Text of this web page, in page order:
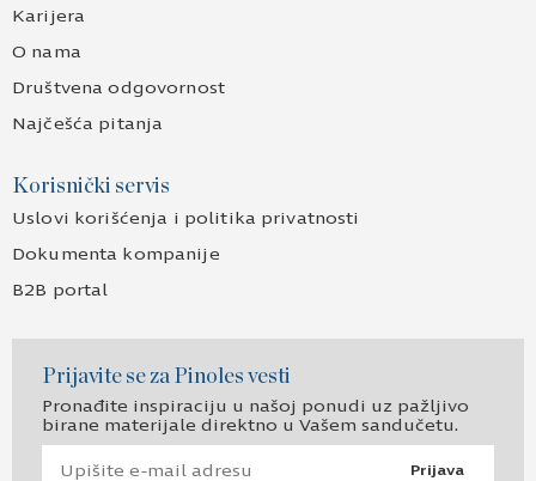
Karijera
O nama
Društvena odgovornost
Najčešća pitanja
Korisnički servis
Uslovi korišćenja i politika privatnosti
Dokumenta kompanije
B2B portal
Prijavite se za Pinoles vesti
Pronađite inspiraciju u našoj ponudi uz pažljivo
birane materijale direktno u Vašem sandučetu.
Prijava